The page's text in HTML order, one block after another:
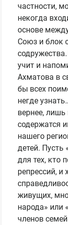
частности,
некогда
основе
Союз и блок
учит и
Ахматова в
бы всех
негде
вернее, лишь
содержатся
нашего
детей.
для тех, кто
репрессий, и
живущих,
народа» или
членов